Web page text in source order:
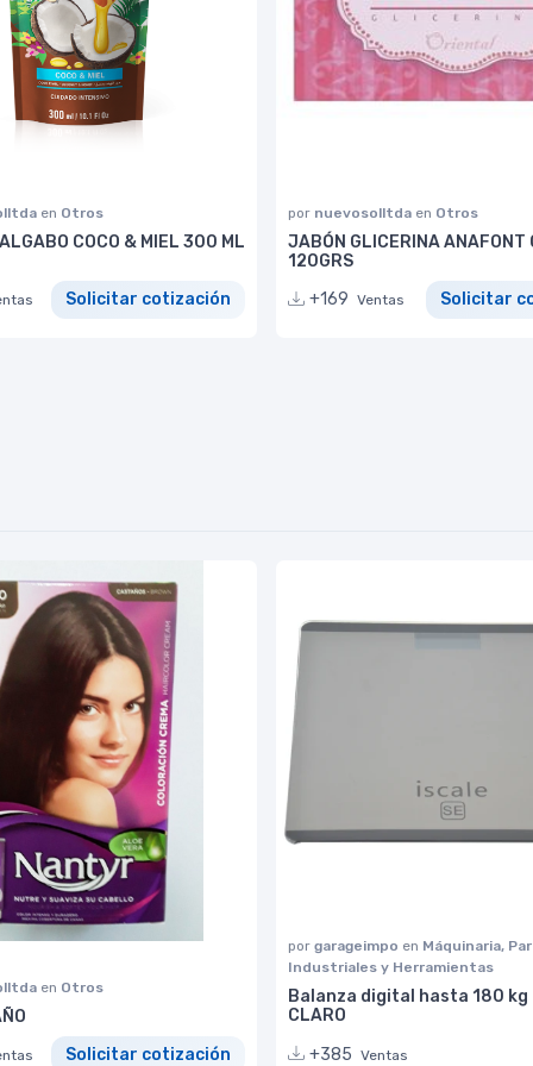
en Otros
COCO & MIEL 300 ML
Solicitar cotización
por nuevosolltda en Otros
JABÓN GLICERINA ANAFONT
120GRS
+169 Ventas Solicitar
en Otros
Solicitar cotización
por garageimpo en Máquinaria,
Industriales y Herramientas
Balanza digital hasta 180 kg
CLARO
+385 Ventas